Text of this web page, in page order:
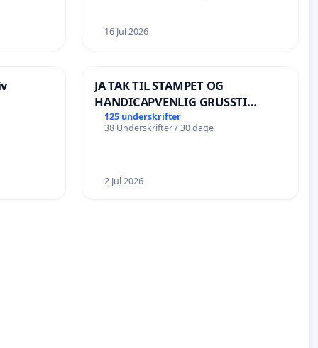
16 Jul 2026
JA TAK TIL STAMPET OG
HANDICAPVENLIG GRUSSTI
LANGS SØENS KANT! NEJ TIL
BOARDWALK VÆK FRA SØEN
125 underskrifter
38 Underskrifter / 30 dage
2 Jul 2026